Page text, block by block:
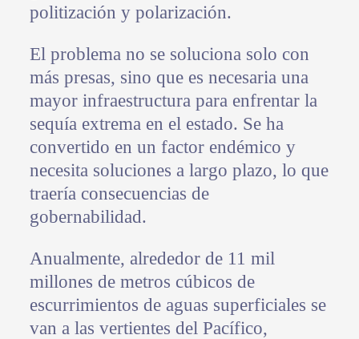
politización y polarización.
El problema no se soluciona solo con
más presas, sino que es necesaria una
mayor infraestructura para enfrentar la
sequía extrema en el estado. Se ha
convertido en un factor endémico y
necesita soluciones a largo plazo, lo que
traería consecuencias de
gobernabilidad.
Anualmente, alrededor de 11 mil
millones de metros cúbicos de
escurrimientos de aguas superficiales se
van a las vertientes del Pacífico,